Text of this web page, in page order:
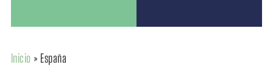
Inicio » España